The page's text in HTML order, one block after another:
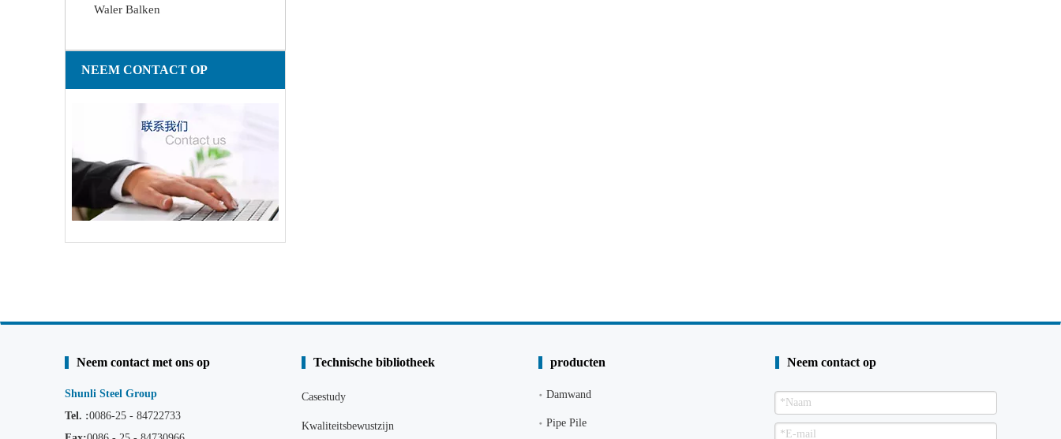
Waler Balken
NEEM CONTACT OP
Neem contact met ons op
Shunli Steel Group
Tel. :0086-25 - 84722733
Technische bibliotheek
Casestudy
Kwaliteitsbewustzijn
producten
Damwand
Pipe Pile
Neem contact op